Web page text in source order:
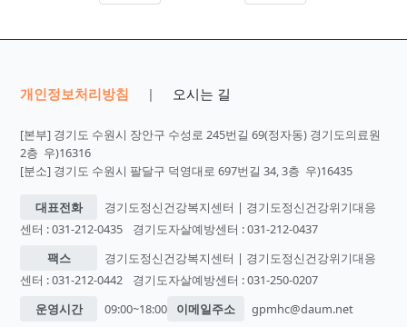
개인정보처리방침 | 오시는 길
[본부] 경기도 수원시 장안구 수성로 245번길 69(정자동) 경기도의료원
2층 우)16316
[분소] 경기도 수원시 팔달구 덕영대로 697번길 34, 3층 우)16435
대표전화
경기도정신건강복지센터 | 경기도정신건강위기대응
센터 : 031-212-0435
경기도자살예방센터 : 031-212-0437
팩스
경기도정신건강복지센터 | 경기도정신건강위기대응
센터 : 031-212-0442
경기도자살예방센터 : 031-250-0207
운영시간
09:00~18:00 이메일주소 gpmhc@daum.net